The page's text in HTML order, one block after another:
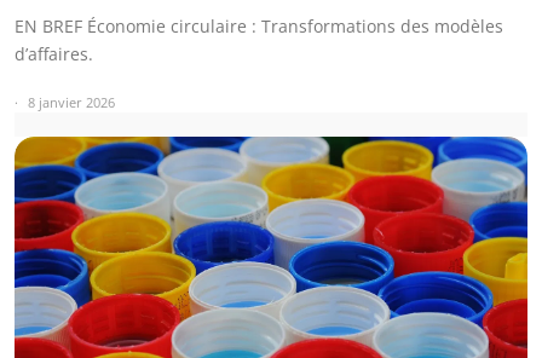
EN BREF Économie circulaire : Transformations des modèles
d’affaires.
8 janvier 2026